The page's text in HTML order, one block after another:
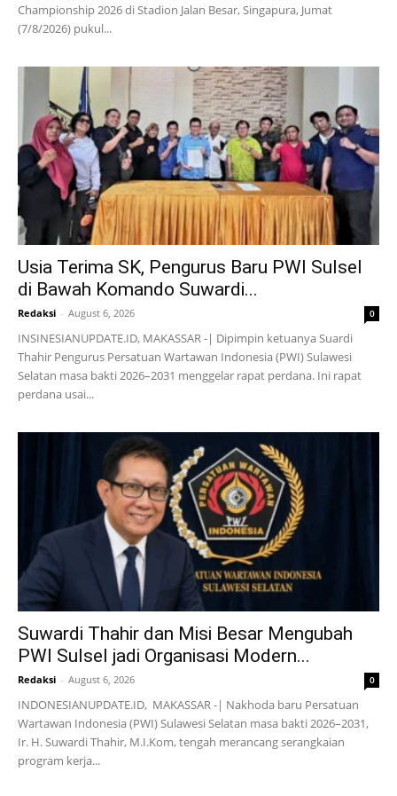
Championship 2026 di Stadion Jalan Besar, Singapura, Jumat
(7/8/2026) pukul...
Usia Terima SK, Pengurus Baru PWI Sulsel
di Bawah Komando Suwardi...
Redaksi - August 6, 2026 0
INSINESIANUPDATE.ID, MAKASSAR -| Dipimpin ketuanya Suardi
Thahir Pengurus Persatuan Wartawan Indonesia (PWI) Sulawesi
Selatan masa bakti 2026–2031 menggelar rapat perdana. Ini rapat
perdana usai...
Suwardi Thahir dan Misi Besar Mengubah
PWI Sulsel jadi Organisasi Modern...
Redaksi - August 6, 2026 0
INDONESIANUPDATE.ID, MAKASSAR -| Nakhoda baru Persatuan
Wartawan Indonesia (PWI) Sulawesi Selatan masa bakti 2026–2031,
Ir. H. Suwardi Thahir, M.I.Kom, tengah merancang serangkaian
program kerja...